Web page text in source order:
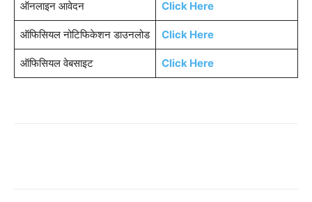
ऑनलाइन आवेदन Click Here
ऑफिसियल नोटिफिकेशन डाउनलोड Click Here
ऑफिसियल वेबसाइट Click Here